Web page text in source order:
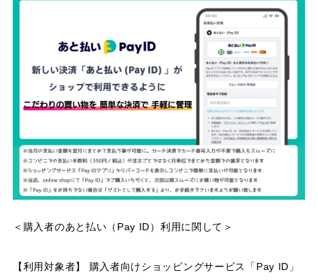
＜購入者のあと払い（Pay ID）利用に関して＞
【利用対象者】 購入者向けショッピングサービス「Pay ID」